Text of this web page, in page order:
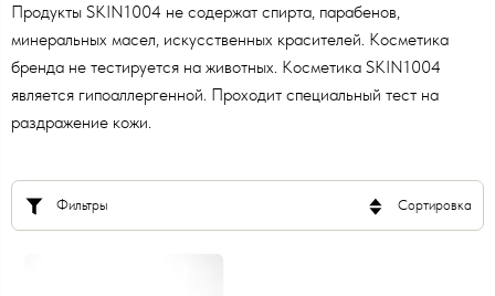
Продукты SKIN1004 не содержат спирта, парабенов,
минеральных масел, искусственных красителей. Косметика
бренда не тестируется на животных. Косметика SKIN1004
является гипоаллергенной. Проходит специальный тест на
раздражение кожи.
Фильтры Сортировка